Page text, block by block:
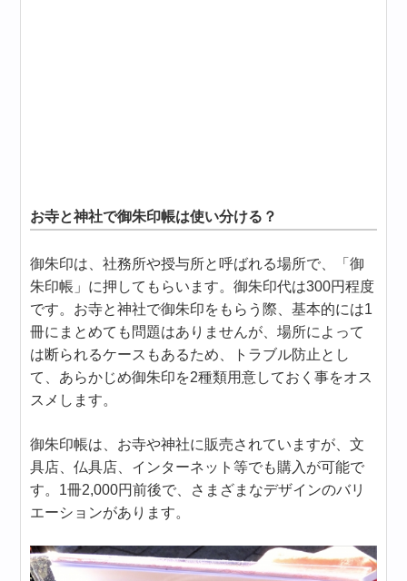
お寺と神社で御朱印帳は使い分ける？
御朱印は、社務所や授与所と呼ばれる場所で、「御
朱印帳」に押してもらいます。御朱印代は300円程度
です。お寺と神社で御朱印をもらう際、基本的には1
冊にまとめても問題はありませんが、場所によって
は断られるケースもあるため、トラブル防止とし
て、あらかじめ御朱印を2種類用意しておく事をオス
スメします。
御朱印帳は、お寺や神社に販売されていますが、文
具店、仏具店、インターネット等でも購入が可能で
す。1冊2,000円前後で、さまざまなデザインのバリ
エーションがあります。